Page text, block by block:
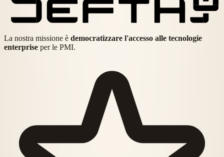
La nostra missione è democratizzare l'accesso alle tecnologie
enterprise per le PMI.